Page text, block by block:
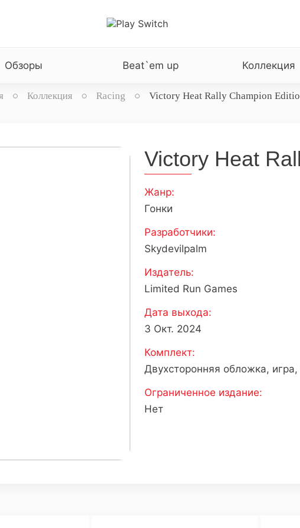
Обзоры Beat`em up Коллекция
Коллекция Racing Victory Heat Rally Champion
Victory Heat
Жанр:
Гонки
Разработчики:
Skydevilpalm
Издатель:
Limited Run Games
Дата выхода:
3 Окт. 2024
Комплект:
Двухсторонняя обложка,
Ограниченное издание:
Нет